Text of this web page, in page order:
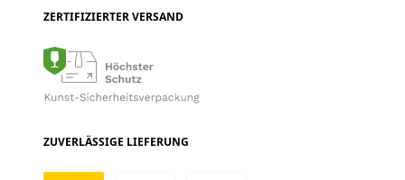
ZERTIFIZIERTER VERSAND
ZUVERLÄSSIGE LIEFERUNG